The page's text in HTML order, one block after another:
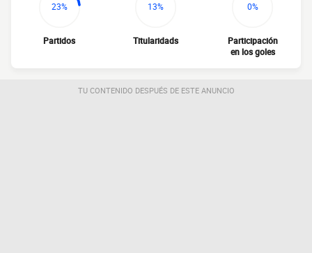
23%
Partidos
13%
Titularidads
0%
Participación
en los goles
TU CONTENIDO DESPUÉS DE ESTE ANUNCIO